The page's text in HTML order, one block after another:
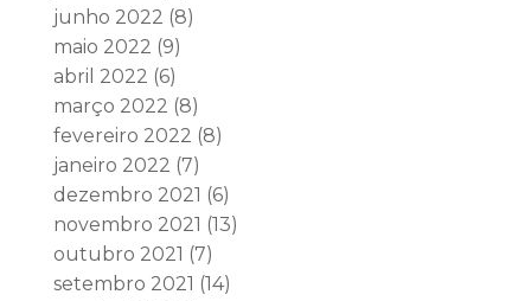
junho 2022 (8)
maio 2022 (9)
abril 2022 (6)
março 2022 (8)
fevereiro 2022 (8)
janeiro 2022 (7)
dezembro 2021 (6)
novembro 2021 (13)
outubro 2021 (7)
setembro 2021 (14)